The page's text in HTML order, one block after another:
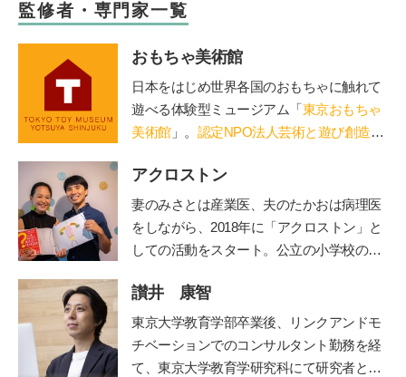
監修者・専門家一覧
おもちゃ美術館
日本をはじめ世界各国のおもちゃに触れて
遊べる体験型ミュージアム「東京おもちゃ
美術館」。 認定NPO法人芸術と遊び創造協
子で木のぬくもりに触れる場を提供。長門
や鳥海山木など全国に姉妹館が。おもちゃ
を通して日本の木の良さを伝える「木育
（もくいく）」を広めている。
アクロストン
妻のみさとは産業医、夫のたかおは病理医
をしながら、 2018年に「アクロストン」と
しての活動をスタート。公立の小学校の授
性にまつわるワークショップを行う。『３
～９歳ではじめるアクロストン式「赤ちゃ
んってどうやってできるの？」いま、子ど
もに伝えたい性のＱ＆Ａ』（主婦の友
讃井 康智
東京大学教育学部卒業後、リンクアンドモ
チベーションでのコンサルタント勤務を経
て、東京大学教育学研究科にて研究者とし